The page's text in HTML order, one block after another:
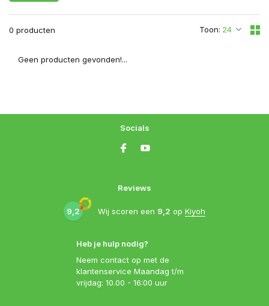
0 producten Toon:
Geen producten gevonden!...
Heb je hulp nodig?
Neem contact op met de
klantenservice Maandag t/m
vrijdag: 10.00 - 16:00 uur
Reviews
9,2 Wij scoren een 9,2 op Kiyoh
Socials